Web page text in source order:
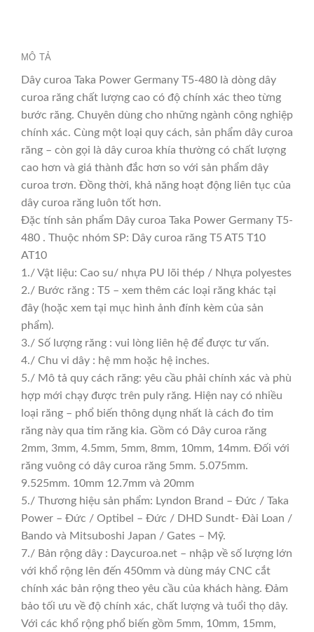
MÔ TẢ
Dây curoa Taka Power Germany T5-480 là dòng dây
curoa răng chất lượng cao có độ chính xác theo từng
bước răng. Chuyên dùng cho những ngành công nghiệp
chính xác. Cùng một loại quy cách, sản phẩm dây curoa
răng – còn gọi là dây curoa khía thường có chất lượng
cao hơn và giá thành đắc hơn so với sản phẩm dây
curoa trơn. Đồng thời, khả năng hoạt động liên tục của
dây curoa răng luôn tốt hơn.
Đặc tính sản phẩm Dây curoa Taka Power Germany T5-
480 . Thuộc nhóm SP: Dây curoa răng T5 AT5 T10
AT10
1./ Vật liệu: Cao su/ nhựa PU lõi thép / Nhựa polyestes
2./ Bước răng : T5 – xem thêm các loại răng khác tại
đây (hoặc xem tại mục hình ảnh đính kèm của sản
phẩm).
3./ Số lượng răng : vui lòng liên hệ để được tư vấn.
4./ Chu vi dây : hệ mm hoặc hệ inches.
5./ Mô tả quy cách răng: yêu cầu phải chính xác và phù
hợp mới chạy được trên puly răng. Hiện nay có nhiều
loại răng – phổ biến thông dụng nhất là cách đo tim
răng này qua tim răng kia. Gồm có Dây curoa răng
2mm, 3mm, 4.5mm, 5mm, 8mm, 10mm, 14mm. Đối với
răng vuông có dây curoa răng 5mm. 5.075mm.
9.525mm. 10mm 12.7mm và 20mm
5./ Thương hiệu sản phẩm: Lyndon Brand – Đức / Taka
Power – Đức / Optibel – Đức / DHD Sundt- Đài Loan /
Bando và Mitsuboshi Japan / Gates – Mỹ.
7./ Bản rộng dây : Daycuroa.net – nhập về số lượng lớn
với khổ rộng lên đến 450mm và dùng máy CNC cắt
chính xác bản rộng theo yêu cầu của khách hàng. Đảm
bảo tối ưu về độ chính xác, chất lượng và tuổi thọ dây.
Với các khổ rộng phổ biến gồm 5mm, 10mm, 15mm,